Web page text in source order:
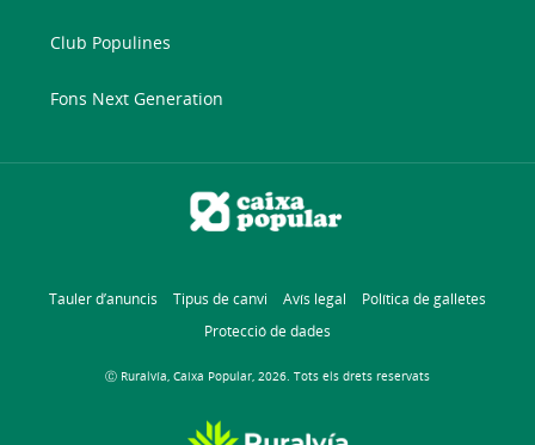
Club Populines
Fons Next Generation
Tauler d’anuncis Tipus de canvi Avís legal
Política de galletes
Protecció de dades
Ⓒ Ruralvía, Caixa Popular, 2026. Tots els drets reservats